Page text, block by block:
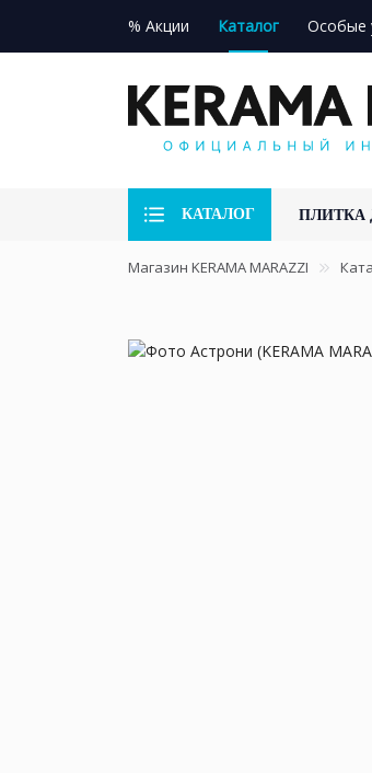
% Акции Каталог Особые
КАТАЛОГ ПЛИТКА
Магазин KERAMA MARAZZI